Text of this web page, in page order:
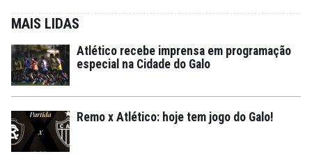
MAIS LIDAS
Atlético recebe imprensa em programação
especial na Cidade do Galo
Remo x Atlético: hoje tem jogo do Galo!